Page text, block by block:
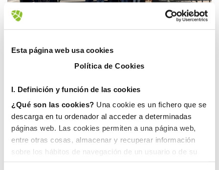
Esta página web usa cookies
Política de Cookies
I. Definición y función de las cookies
¿Qué son las cookies? Una cookie es un fichero que se
descarga en tu ordenador al acceder a determinadas
páginas web. Las cookies permiten a una página web,
entre otras cosas, almacenar y recuperar información
sobre los hábitos de navegación de un usuario o de su
equipo y, dependiendo de la información que contengan y
25 junio, 2025